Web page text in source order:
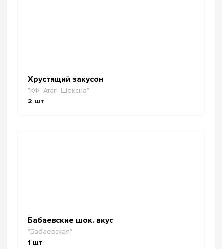
Хрустящий закусон
"КФ "Атаг" Шексна"
2 шт
Бабаевские шок. вкус
"Бабаевская"
1 шт